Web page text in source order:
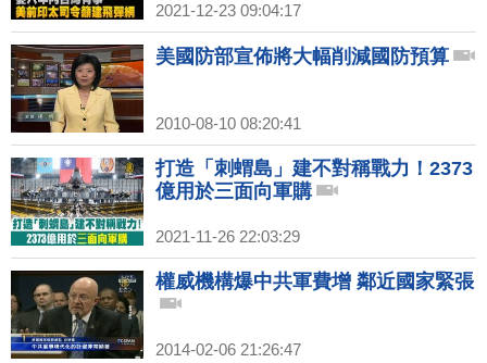
2021-12-23 09:04:17
美國防部宣佈將大幅削減國防預算
2010-08-10 08:20:41
打造「刺蝟島」建不對稱戰力！2373
億用於三面向軍購
2021-11-26 22:03:29
權威機構爆中共軍費增 鄰近國家緊張
2014-02-06 21:26:47